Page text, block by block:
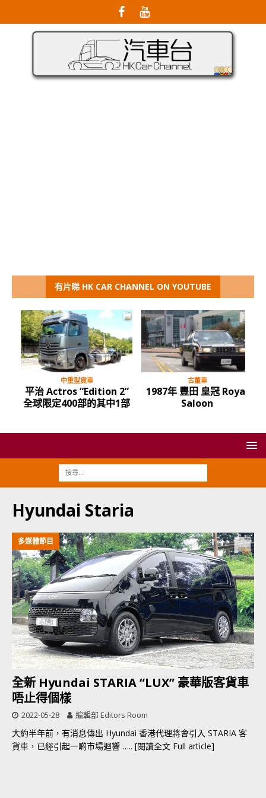
有片睇 HK CAR CHANNEL ON YOUTUBE
中重型貨車
平治 Actros “Edition 2”
全球限定400部的其中1部
古董車
1987年 豐田 皇冠 Royal
Saloon
Hyundai Staria
多媒體節目
全新 Hyundai STARIA “LUX” 豪華版客貨車
唔止得個樣
2022-05-28 編輯部 Editors Room
大約半年前，有消息傳出 Hyundai 香港代理將會引入 STARIA 客
貨車，已經引起一啲市場迴響 ….. [閱讀全文 Full article]